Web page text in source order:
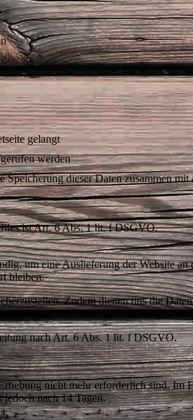
gelangt
werden
dieser Daten zusammen
ist Art. 6 Abs. 1 lit. f DSGVO.
um eine Auslieferung der Website
bleiben.
Zudem dienen uns die
der Daten zu
nach Art. 6 Abs. 1 lit. f DSGVO.
nicht mehr erforderlich sind. Im
jedoch nach 14 Tagen.